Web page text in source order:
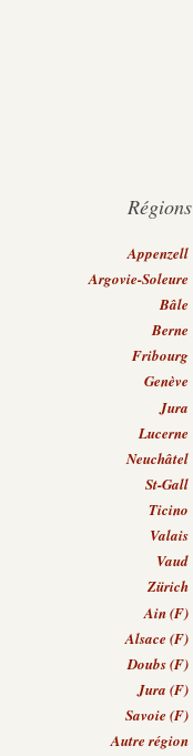
Régions
Appenzell
Argovie-Soleure
Bâle
Berne
Fribourg
Genève
Jura
Lucerne
Neuchâtel
St-Gall
Ticino
Valais
Vaud
Zürich
Ain (F)
Alsace (F)
Doubs (F)
Jura (F)
Savoie (F)
Autre région